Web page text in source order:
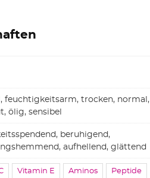
feuchtigkeitsarm, trocken, normal,
ölig, sensibel
beruhigend,
aufhellend, glättend
Vitamin E Aminos Peptide